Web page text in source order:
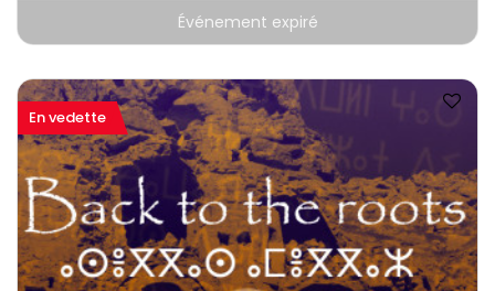
Événement expiré
En vedette